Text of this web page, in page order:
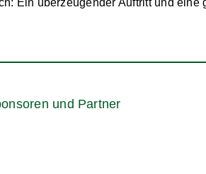
Ein überzeugender Auftritt und
und Partner